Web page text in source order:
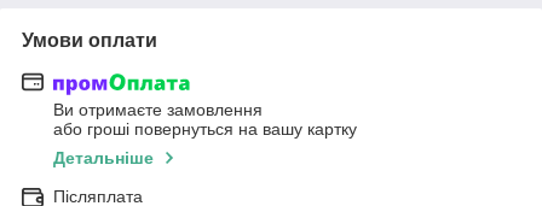
Умови оплати
Ви отримаєте замовлення
або гроші повернуться на вашу картку
Детальніше
Післяплата